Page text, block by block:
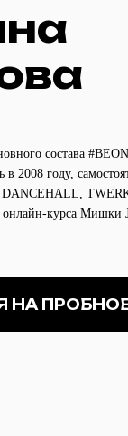
состава
2008 году,
DANCEHALL,
курса Мишки
НА